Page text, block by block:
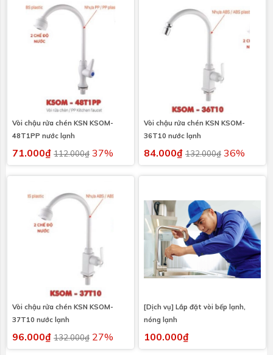
Vòi chậu rửa chén KSN KSOM-
48T1PP nước lạnh
71.000₫ 112.000₫ 37%
Vòi chậu rửa chén KSN KSOM-
36T10 nước lạnh
84.000₫ 132.000₫ 36%
Vòi chậu rửa chén KSN KSOM-
37T10 nước lạnh
96.000₫ 132.000₫ 27%
[Dịch vụ] Lắp đặt vòi bếp lạnh,
nóng lạnh
100.000₫